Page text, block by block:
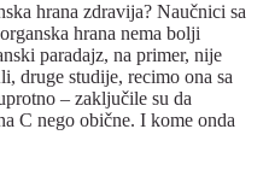
hrana zdravija? Naučnici sa
hrana nema bolji
paradajz, na primer, nije
druge studije, recimo ona sa
– zaključile su da
C nego obične. I kome onda